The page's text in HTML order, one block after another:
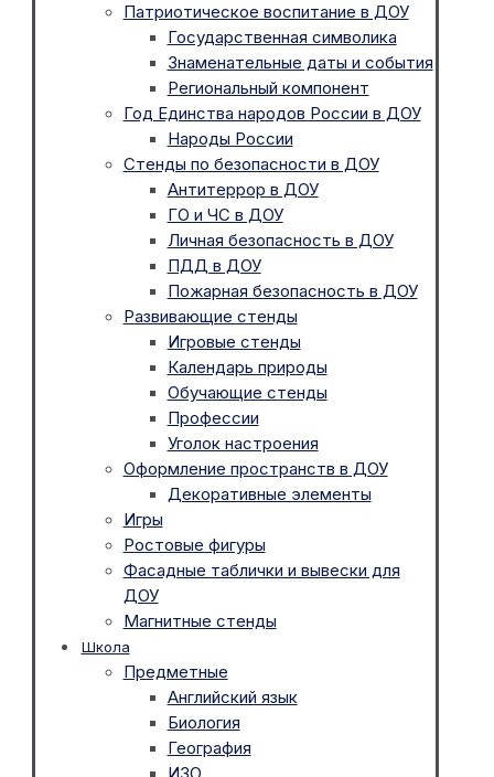
Патриотическое воспитание в ДОУ
Государственная символика
Знаменательные даты и события
Региональный компонент
Год Единства народов России в ДОУ
Народы России
Стенды по безопасности в ДОУ
Антитеррор в ДОУ
ГО и ЧС в ДОУ
Личная безопасность в ДОУ
ПДД в ДОУ
Пожарная безопасность в ДОУ
Развивающие стенды
Игровые стенды
Календарь природы
Обучающие стенды
Профессии
Уголок настроения
Оформление пространств в ДОУ
Декоративные элементы
Игры
Ростовые фигуры
Фасадные таблички и вывески для
ДОУ
Магнитные стенды
Школа
Предметные
Английский язык
Биология
География